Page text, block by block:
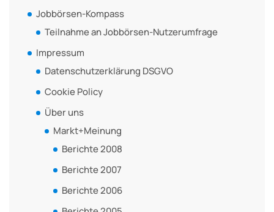
Jobbörsen-Kompass
Teilnahme an Jobbörsen-Nutzerumfrage
Impressum
Datenschutzerklärung DSGVO
Cookie Policy
Über uns
Markt+Meinung
Berichte 2008
Berichte 2007
Berichte 2006